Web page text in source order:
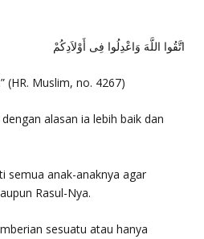
اتَّقُوا اللَّهَ وَاعْدِلُوا فِى أَوْلاَدِكُمْ
(HR. Muslim, no. 4267)
alasan ia lebih baik dan
semua anak-anaknya agar
Rasul-Nya.
sesuatu atau hanya